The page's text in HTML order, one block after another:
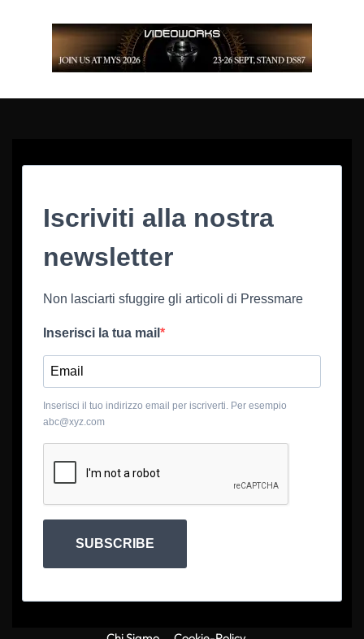
Iscriviti alla nostra
newsletter
Non lasciarti sfuggire gli articoli di Pressmare
Inserisci la tua mail
Inserisci il tuo indirizzo email per iscriverti. Per esempio
abc@xyz.com
SUBSCRIBE